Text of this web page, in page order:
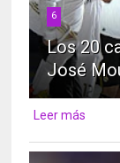
6
Los 20
José
Leer más